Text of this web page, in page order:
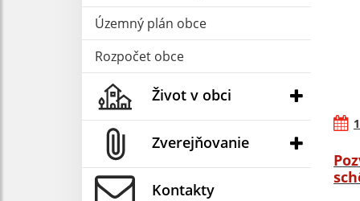
Územný plán obce
Rozpočet obce
Život v obci
Zverejňovanie
Kontakty